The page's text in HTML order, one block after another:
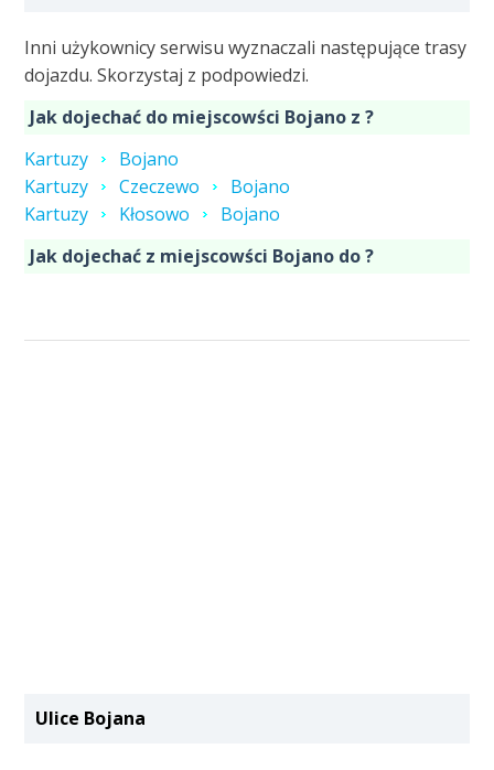
Inni użykownicy serwisu wyznaczali następujące trasy
dojazdu. Skorzystaj z podpowiedzi.
Jak dojechać do miejscowści Bojano z ?
Kartuzy
Bojano
Kartuzy
Czeczewo
Bojano
Kartuzy
Kłosowo
Bojano
Jak dojechać z miejscowści Bojano do ?
Ulice Bojana